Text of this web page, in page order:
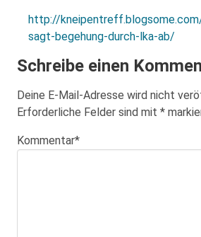
http://
sagt-begehung-durch-lka-ab/
Schreibe einen
Deine E-Mail-Adresse wird nicht
Erforderliche Felder sind mit *
Kommentar*